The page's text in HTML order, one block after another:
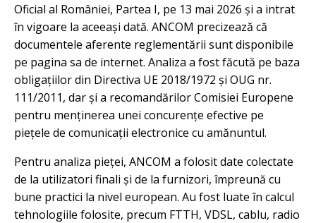
Oficial al României, Partea I, pe 13 mai 2026 și a intrat
în vigoare la aceeași dată. ANCOM precizează că
documentele aferente reglementării sunt disponibile
pe pagina sa de internet. Analiza a fost făcută pe baza
obligațiilor din Directiva UE 2018/1972 și OUG nr.
111/2011, dar și a recomandărilor Comisiei Europene
pentru menținerea unei concurențe efective pe
piețele de comunicații electronice cu amănuntul.
Pentru analiza pieței, ANCOM a folosit date colectate
de la utilizatori finali și de la furnizori, împreună cu
bune practici la nivel european. Au fost luate în calcul
tehnologiile folosite, precum FTTH, VDSL, cablu, radio